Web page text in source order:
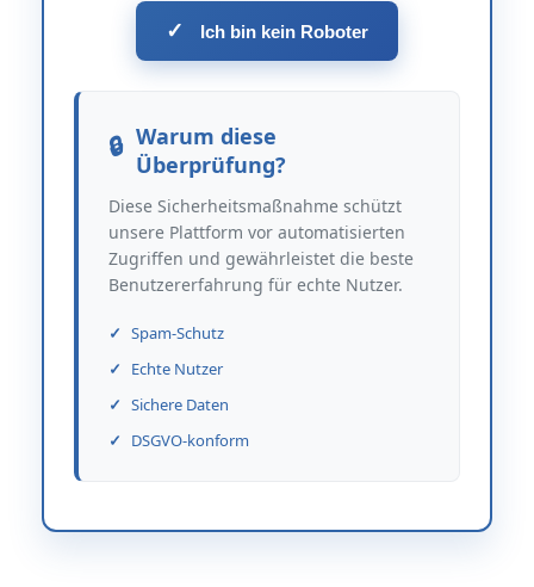
✓ Ich bin kein Roboter
Warum diese
Überprüfung?
Diese Sicherheitsmaßnahme schützt
unsere Plattform vor automatisierten
Zugriffen und gewährleistet die beste
Benutzererfahrung für echte Nutzer.
Spam-Schutz
Echte Nutzer
Sichere Daten
DSGVO-konform